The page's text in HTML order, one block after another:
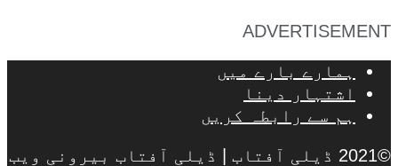
ADVERTISEMENT
ہمارے بارے میں
اشتہار دینا
ہم سے رابطہ کریں
©2021 ڈیلی آفتاب | ڈیلی آفتاب بیرونی ویب